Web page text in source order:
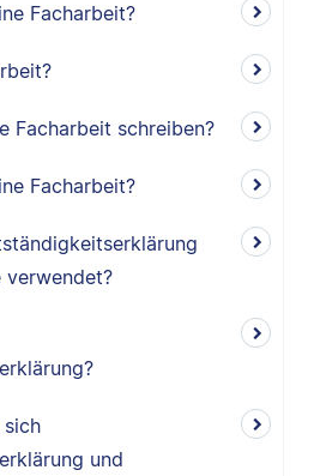
Facharbeit?
Facharbeit schreiben?
Facharbeit?
sich
und